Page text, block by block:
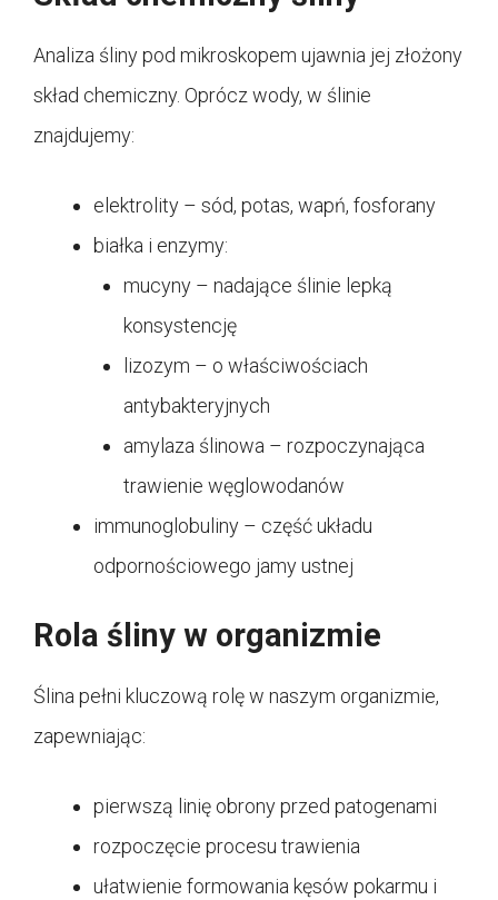
Analiza śliny pod mikroskopem ujawnia jej złożony
skład chemiczny. Oprócz wody, w ślinie
znajdujemy:
elektrolity – sód, potas, wapń, fosforany
białka i enzymy:
mucyny – nadające ślinie lepką
konsystencję
lizozym – o właściwościach
antybakteryjnych
amylaza ślinowa – rozpoczynająca
trawienie węglowodanów
immunoglobuliny – część układu
odpornościowego jamy ustnej
Rola śliny w organizmie
Ślina pełni kluczową rolę w naszym organizmie,
zapewniając:
pierwszą linię obrony przed patogenami
rozpoczęcie procesu trawienia
ułatwienie formowania kęsów pokarmu i